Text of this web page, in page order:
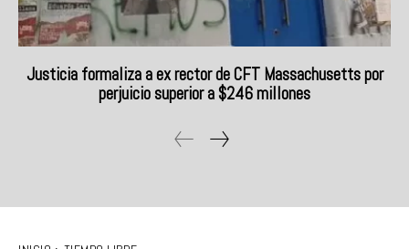
Justicia formaliza a ex rector de CFT Massachusetts por
perjuicio superior a $246 millones